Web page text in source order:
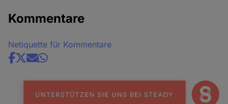
Kommentare
Netiquette für Kommentare
Share
news